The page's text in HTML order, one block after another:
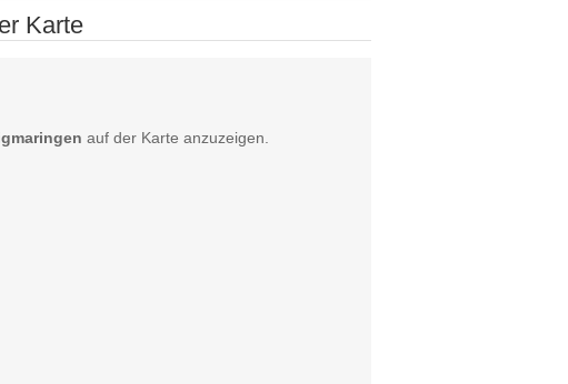
Karte
auf der Karte anzuzeigen.